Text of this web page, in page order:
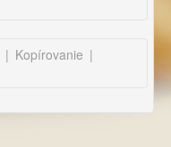
| Kopírovanie |